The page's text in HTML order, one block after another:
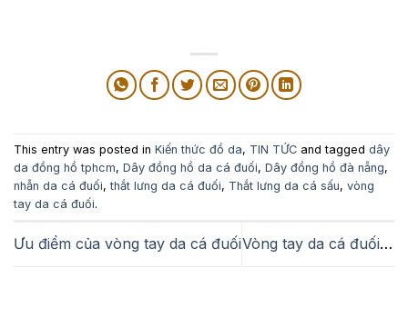
This entry was posted in Kiến thức đồ da, TIN TỨC and tagged dây
da đồng hồ tphcm, Dây đồng hồ da cá đuối, Dây đồng hồ đà nẵng,
nhẫn da cá đuối,thắt lưng da cá đuối, Thắt lưng da cá sấu, vòng
tay da cá đuối.
Ưu điểm của vòng tay da cá đuối Vòng tay da cá đuối và những sắc màu của cuộc sống